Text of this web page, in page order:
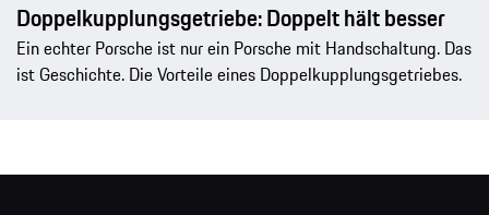
Doppelkupplungsgetriebe: Doppelt hält besser
Ein echter Porsche ist nur ein Porsche mit Handschaltung. Das
ist Geschichte. Die Vorteile eines Doppelkupplungsgetriebes.